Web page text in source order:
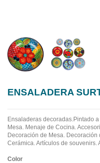
ENSALADERA
Ensaladeras decoradas.Pintado
Mesa. Menaje de Cocina.
Decoración de Mesa.
Cerámica. Artículos de souvenirs.
Color